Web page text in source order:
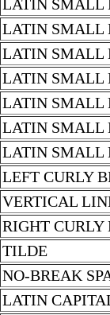
LATIN SMALL
LATIN SMALL
LATIN SMALL
LATIN SMALL
LATIN SMALL
LATIN SMALL
LATIN SMALL
LEFT CURLY
VERTICAL
RIGHT CURLY
TILDE
NO-BREAK
LATIN